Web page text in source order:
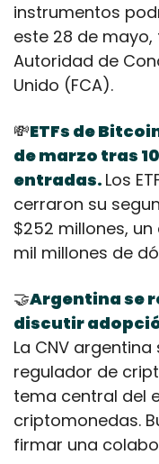
instrumentos
este 28 de
Autoridad de
Unido (FCA).
💸ETFs de
de marzo tras
entradas. Los
cerraron su
$252 millones,
mil millones de
🤝Argentina se
discutir
La CNV argentina
regulador de
tema central del
criptomonedas.
firmar una